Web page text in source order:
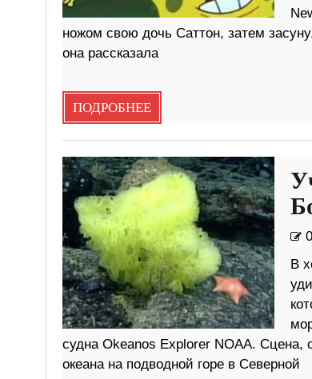
ножом свою дочь Саттон, затем
она рассказала
ПОДРОБНЕЕ
В
судна Okeanos Explorer NOAA. Сцена,
океана на подводной горе в Северной